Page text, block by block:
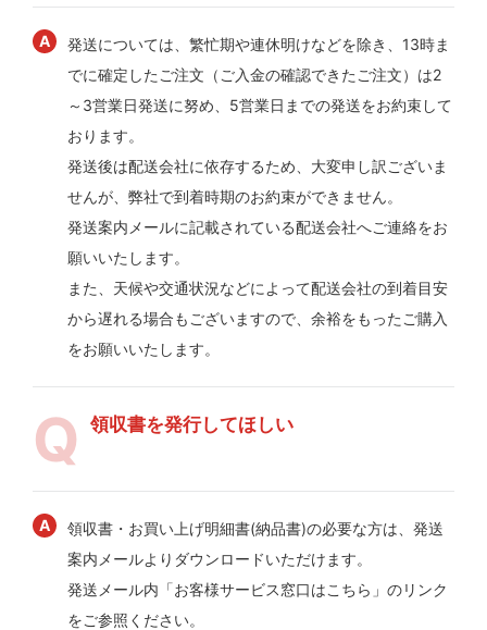
発送については、繁忙期や連休明けなどを除き、13時ま
でに確定したご注文（ご入金の確認できたご注文）は2
～3営業日発送に努め、5営業日までの発送をお約束して
おります。
発送後は配送会社に依存するため、大変申し訳ございま
せんが、弊社で到着時期のお約束ができません。
発送案内メールに記載されている配送会社へご連絡をお
願いいたします。
また、天候や交通状況などによって配送会社の到着目安
から遅れる場合もございますので、余裕をもったご購入
をお願いいたします。
領収書を発行してほしい
領収書・お買い上げ明細書(納品書)の必要な方は、発送
案内メールよりダウンロードいただけます。
発送メール内「お客様サービス窓口はこちら」のリンク
をご参照ください。